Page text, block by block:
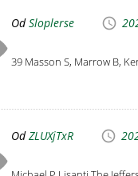
OdSloplerse
39 Masson S, Marrow B,
OdZLUXjTxR